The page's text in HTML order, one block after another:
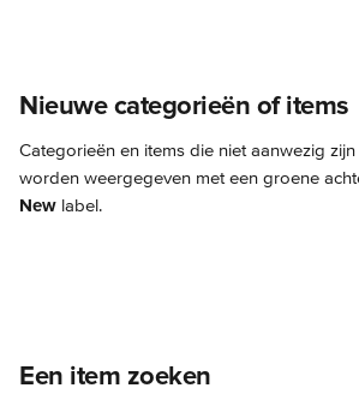
Nieuwe categorieën of items
Categorieën en items die niet aanwezig
worden weergegeven met een groene
New label.
Een item zoeken